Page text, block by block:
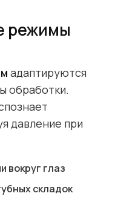
режимы
адаптируются
обработки.
давление при
вокруг глаз
складок